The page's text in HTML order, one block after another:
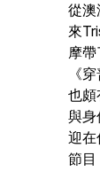
從澳
來
摩
《
也頗
與身
迎在
節目